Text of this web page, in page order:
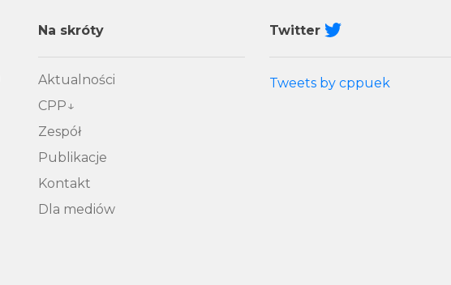
Na skróty
Aktualności
CPP
Zespół
Publikacje
Kontakt
Dla mediów
Twitter
Tweets by cppuek